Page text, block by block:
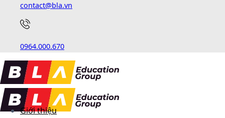
contact@bla.vn
0964.000.670
Giới thiệu